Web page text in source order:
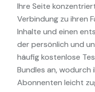
Ihre Seite
Verbindung zu ihren
Inhalte und einen
der persönlich und
häufig kostenlose
Bundles an, wodurch
Abonnenten leicht